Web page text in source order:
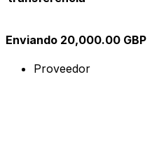
Enviando 20,000.00 GBP
Proveedor